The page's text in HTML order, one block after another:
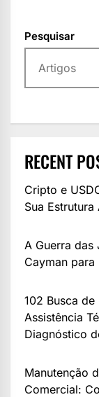
Pesquisar
RECENT
Cripto e
Sua
A Guerra
Cayman
102 Busca
Assistência
Diagnóstico
Manutenção
Comercial: